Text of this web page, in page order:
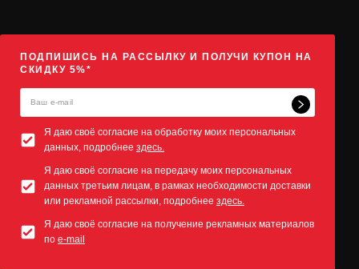
ПОДПИШИСЬ НА РАССЫЛКУ И ПОЛУЧИ КУПОН НА
СКИДКУ 5%*
Я даю своё согласие на обработку моих персональных
данных, подробнее здесь.
Я даю своё согласие на передачу моих персональных
данных третьим лицам, в рамках необходимости доставки
или рекламной рассылки, подробнее здесь.
Я даю своё согласие на получение рекламных материалов
по e-mail